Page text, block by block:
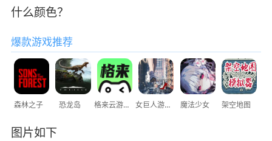
什么颜色？
爆款游戏推荐
森林之子 恐龙岛 格来云游戏 女巨人游乐场 魔法少女 架空地图
图片如下